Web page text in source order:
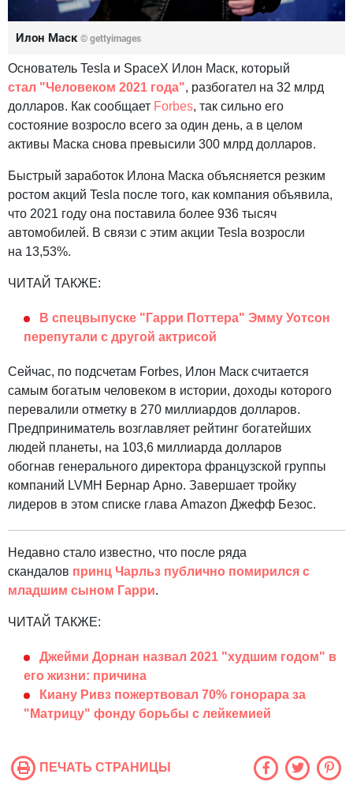
Илон Маск © gettyimages
Основатель Tesla и SpaceX Илон Маск, который
стал "Человеком 2021 года", разбогател на 32 млрд
долларов. Как сообщает Forbes, так сильно его
состояние возросло всего за один день, а в целом
активы Маска снова превысили 300 млрд долларов.
Быстрый заработок Илона Маска объясняется резким
ростом акций Tesla после того, как компания объявила,
что 2021 году она поставила более 936 тысяч
автомобилей. В связи с этим акции Tesla возросли
на 13,53%.
ЧИТАЙ ТАКЖЕ:
В спецвыпуске "Гарри Поттера" Эмму Уотсон
перепутали с другой актрисой
Сейчас, по подсчетам Forbes, Илон Маск считается
самым богатым человеком в истории, доходы которого
перевалили отметку в 270 миллиардов долларов.
Предприниматель возглавляет рейтинг богатейших
людей планеты, на 103,6 миллиарда долларов
обогнав генерального директора французской группы
компаний LVMH Бернар Арно. Завершает тройку
лидеров в этом списке глава Amazon Джефф Безос.
Недавно стало известно, что после ряда
скандалов принц Чарльз публично помирился с
младшим сыном Гарри.
ЧИТАЙ ТАКЖЕ:
Джейми Дорнан назвал 2021 "худшим годом" в
его жизни: причина
Киану Ривз пожертвовал 70% гонорара за
"Матрицу" фонду борьбы с лейкемией
ПЕЧАТЬ СТРАНИЦЫ